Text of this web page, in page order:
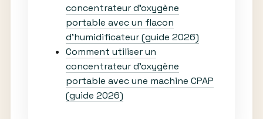
concentrateur d’oxygène
portable avec un flacon
d’humidificateur (guide 2026)
Comment utiliser un
concentrateur d’oxygène
portable avec une machine CPAP
(guide 2026)